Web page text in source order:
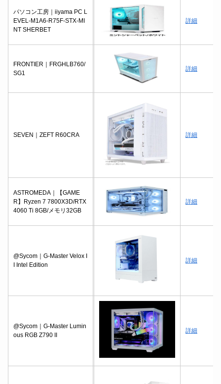
パソコン工房｜iiyama PC L
EVEL-M1A6-R75F-STX-MI
NT SHERBET
詳細
FRONTIER｜FRGHLB760/
SG1
詳細
SEVEN｜ZEFT R60CRA 詳細
ASTROMEDA｜【GAME
R】Ryzen 7 7800X3D/RTX
4060 Ti 8GB/メモリ32GB
詳細
@Sycom｜G-Master Velox I
I Intel Edition
詳細
@Sycom｜G-Master Lumin
ous RGB Z790 II
詳細